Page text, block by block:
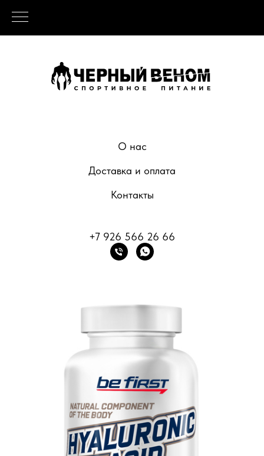
О нас
Доставка и оплата
Контакты
+7 926 566 26 66